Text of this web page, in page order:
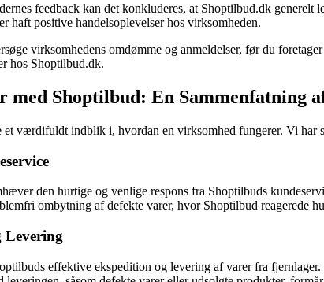
feedback kan det konkluderes, at Shoptilbud.dk
haft positive handelsoplevelser hos virksomheden.
virksomhedens omdømme og anmeldelser, før du
hos Shoptilbud.dk.
med Shoptilbud: En Sammenfatning
værdifuldt indblik i, hvordan en virksomhed fungerer. Vi
den hurtige og venlige respons fra Shoptilbuds
ombytning af defekte varer, hvor Shoptilbud reagerede
Levering
effektive ekspedition og levering af varer fra fjernlager.